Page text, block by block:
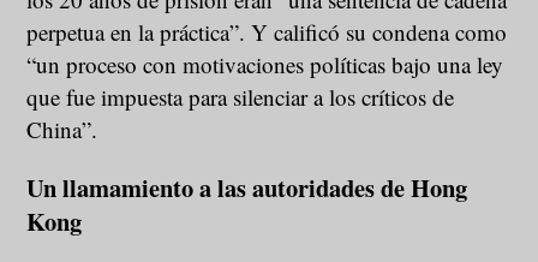
perpetua en la práctica”. Y calificó su condena como
“un proceso con motivaciones políticas bajo una ley
que fue impuesta para silenciar a los críticos de
China”.
Un llamamiento a las autoridades de Hong
Kong